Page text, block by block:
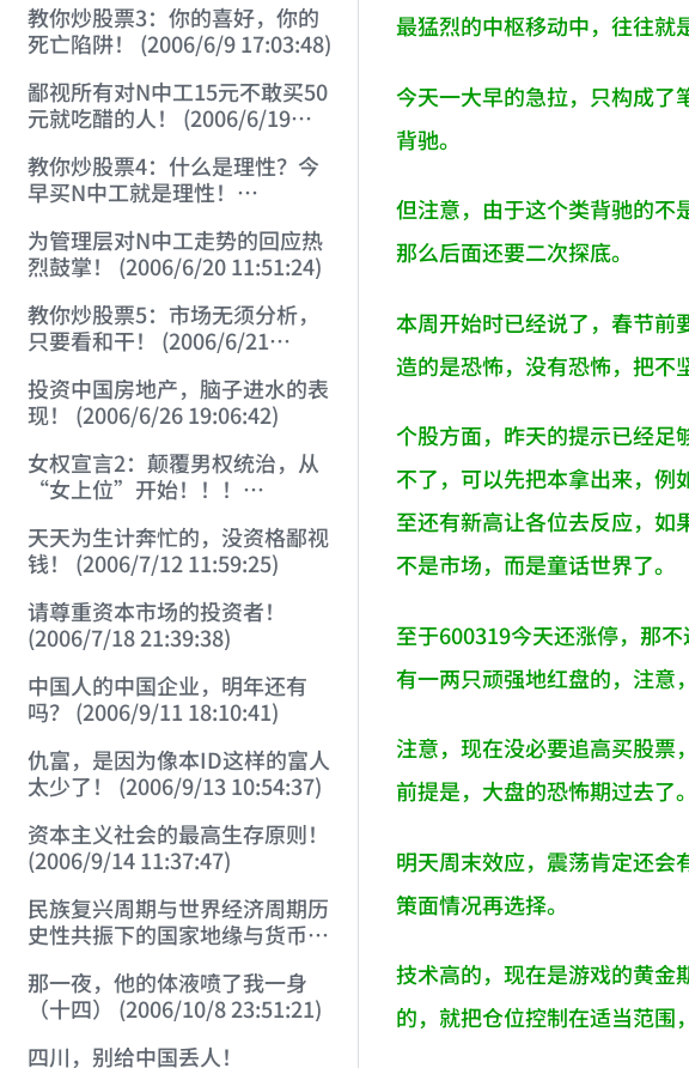
教你炒股票3：你的喜好，你的
死亡陷阱！ (2006/6/9 17:03:48)
鄙视所有对N中工15元不敢买50
元就吃醋的人！ (2006/6/19
教你炒股票4：什么是理性？今
早买N中工就是理性！
为管理层对N中工走势的回应热
烈鼓掌！ (2006/6/20 11:51:24)
教你炒股票5：市场无须分析，
只要看和干！ (2006/6/21
投资中国房地产，脑子进水的表
现！ (2006/6/26 19:06:42)
女权宣言2：颠覆男权统治，从
“女上位”开始！！！
天天为生计奔忙的，没资格鄙视
钱！ (2006/7/12 11:59:25)
请尊重资本市场的投资者！
(2006/7/18 21:39:38)
中国人的中国企业，明年还有
吗？ (2006/9/11 18:10:41)
仇富，是因为像本ID这样的富人
太少了！ (2006/9/13 10:54:37)
资本主义社会的最高生存原则！
(2006/9/14 11:37:47)
民族复兴周期与世界经济周期历
史性共振下的国家地缘与货币战
那一夜，他的体液喷了我一身
（十四） (2006/10/8 23:51:21)
四川，别给中国丢人！
最猛烈的中枢移动中，往往就
今天一大早的急拉，只构成了
背驰。
但注意，由于这个类背驰的不
那么后面还要二次探底。
本周开始时已经说了，春节前
造的是恐怖，没有恐怖，把不
个股方面，昨天的提示已经
不了，可以先把本拿出来，
至还有新高让各位去反应，
不是市场，而是童话世界了。
至于600319今天还涨停，那
有一两只顽强地红盘的，注意
注意，现在没必要追高买股票
前提是，大盘的恐怖期过去了。
明天周末效应，震荡肯定还会
策面情况再选择。
技术高的，现在是游戏的黄金
的，就把仓位控制在适当范围